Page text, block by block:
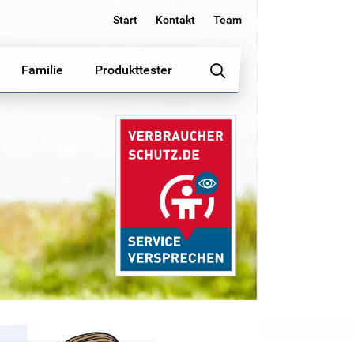
Start Kontakt Team
Familie Produkttester